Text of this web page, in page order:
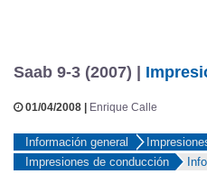
Saab 9-3 (2007) |
01/04/2008 | Enrique Calle
Información general
Impresiones de conducción